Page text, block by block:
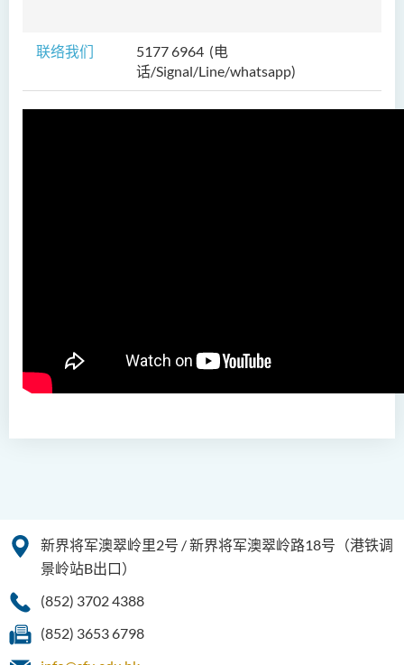
联络我们
5177 6964 (电
话/Signal/Line/whatsapp)
人工智能及多媒体科技(荣
誉)理学士
新界将军澳翠岭里2号 / 新界将军澳翠岭路18号（港铁调
景岭站B出口）
(852) 3702 4388
(852) 3653 6798